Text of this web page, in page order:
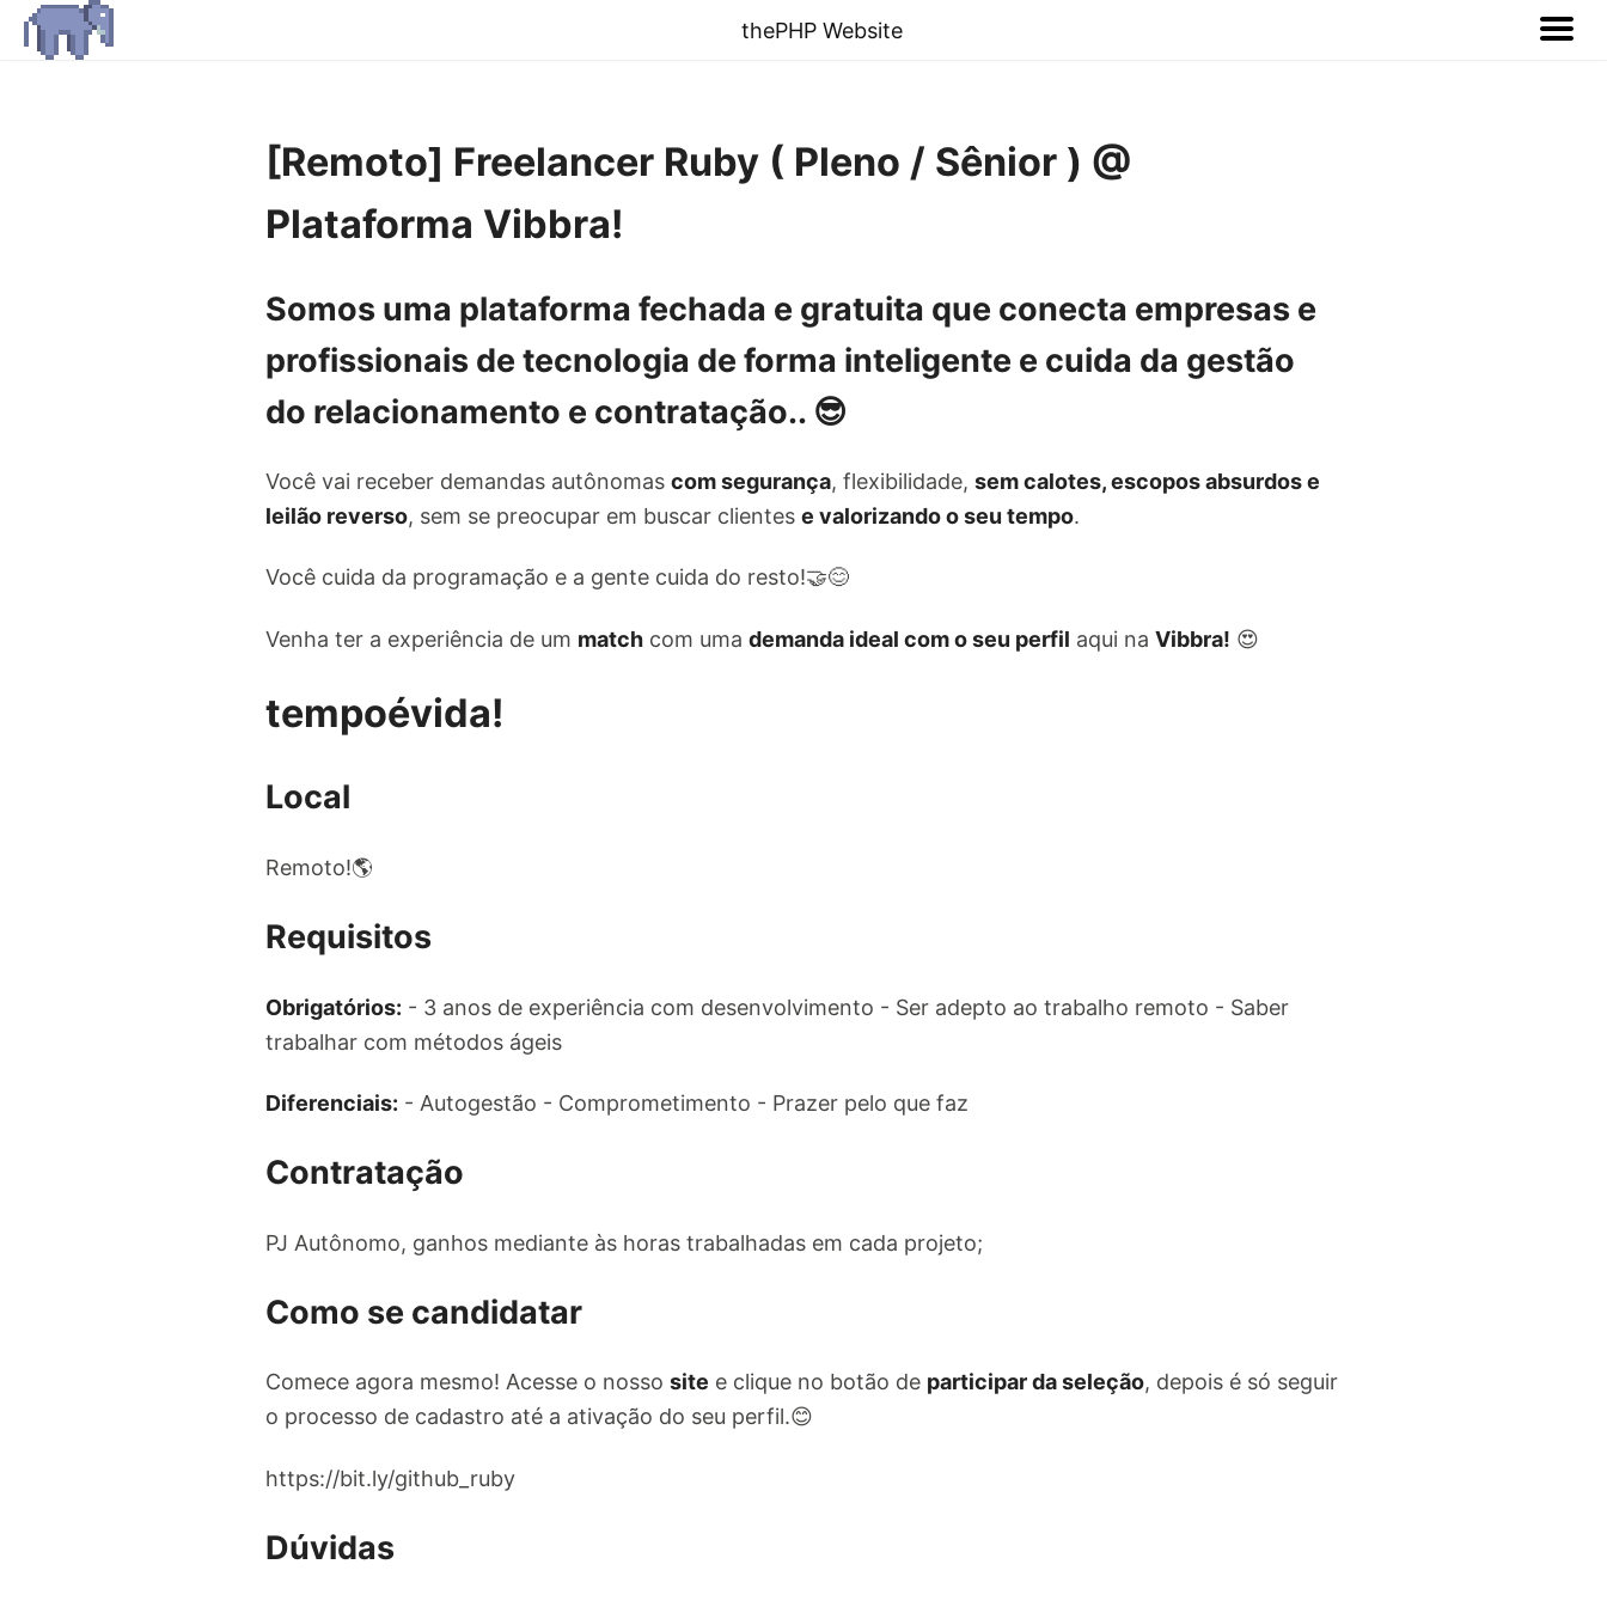
thePHP Website
[Remoto] Freelancer Ruby ( Pleno / Sênior ) @
Plataforma Vibbra!
Somos uma plataforma fechada e gratuita que conecta empresas e
profissionais de tecnologia de forma inteligente e cuida da gestão
do relacionamento e contratação.. 😎
Você vai receber demandas autônomas com segurança, flexibilidade, sem calotes, escopos absurdos e
leilão reverso, sem se preocupar em buscar clientes e valorizando o seu tempo.
Você cuida da programação e a gente cuida do resto!🤝😊
Venha ter a experiência de um match com uma demanda ideal com o seu perfil aqui na Vibbra! 😍
tempoévida!
Local
Remoto!🌎
Requisitos
Obrigatórios: - 3 anos de experiência com desenvolvimento - Ser adepto ao trabalho remoto - Saber
trabalhar com métodos ágeis
Diferenciais: - Autogestão - Comprometimento - Prazer pelo que faz
Contratação
PJ Autônomo, ganhos mediante às horas trabalhadas em cada projeto;
Como se candidatar
Comece agora mesmo! Acesse o nosso site e clique no botão de participar da seleção, depois é só seguir
o processo de cadastro até a ativação do seu perfil.😊
https://bit.ly/github_ruby
Dúvidas